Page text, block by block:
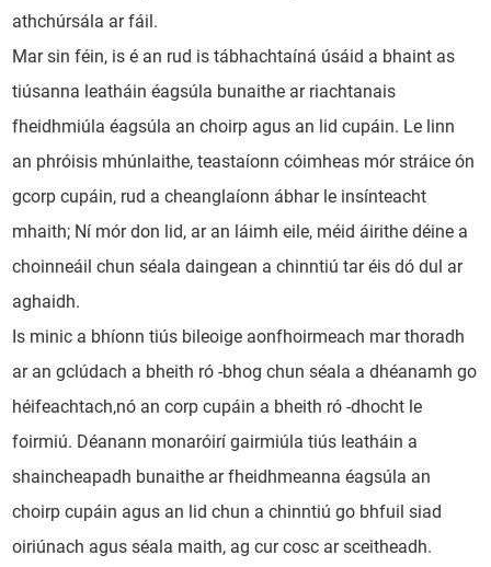
athchúrsála ar fáil.
Mar sin féin, is é an rud is tábhachtaíná úsáid a bhaint as
tiúsanna leatháin éagsúla bunaithe ar riachtanais
fheidhmiúla éagsúla an choirp agus an lid cupáin. Le linn
an phróisis mhúnlaithe, teastaíonn cóimheas mór stráice ón
gcorp cupáin, rud a cheanglaíonn ábhar le insínteacht
mhaith; Ní mór don lid, ar an láimh eile, méid áirithe déine a
choinneáil chun séala daingean a chinntiú tar éis dó dul ar
aghaidh.
Is minic a bhíonn tiús bileoige aonfhoirmeach mar thoradh
ar an gclúdach a bheith ró -bhog chun séala a dhéanamh go
héifeachtach,nó an corp cupáin a bheith ró -dhocht le
foirmiú. Déanann monaróirí gairmiúla tiús leatháin a
shaincheapadh bunaithe ar fheidhmeanna éagsúla an
choirp cupáin agus an lid chun a chinntiú go bhfuil siad
oiriúnach agus séala maith, ag cur cosc ​​ar sceitheadh.